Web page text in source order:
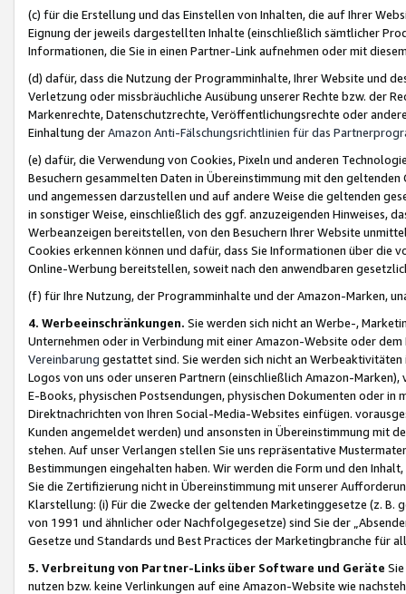
(c) für die Erstellung und das Einstellen von Inhalten, die auf Ihrer
Eignung der jeweils dargestellten Inhalte (einschließlich sämtlicher
Informationen, die Sie in einen Partner-Link aufnehmen oder mit
(d) dafür, dass die Nutzung der Programminhalte, Ihrer Website und
Verletzung oder missbräuchliche Ausübung unserer Rechte bzw. der
Markenrechte, Datenschutzrechte, Veröffentlichungsrechte oder
Einhaltung derAmazon Anti-Fälschungsrichtlinien für das
(e) dafür, die Verwendung von Cookies, Pixeln und anderen
Besuchern gesammelten Daten in Übereinstimmung mit den
und angemessen darzustellen und auf andere Weise die geltenden
in sonstiger Weise, einschließlich des ggf. anzuzeigenden Hinweises,
Werbeanzeigen bereitstellen, von den Besuchern Ihrer Website
Cookies erkennen können und dafür, dass Sie Informationen über die
Online-Werbung bereitstellen, soweit nach den anwendbaren
(f) für Ihre Nutzung, der Programminhalte und der Amazon-Marken,
4. Werbeeinschränkungen. Sie werden sich nicht an Werbe-,
Unternehmen oder in Verbindung mit einer Amazon-Website oder
Vereinbarung gestattet sind. Sie werden sich nicht an
Logos von uns oder unseren Partnern (einschließlich Amazon-
E-Books, physischen Postsendungen, physischen Dokumenten oder in
Direktnachrichten von Ihren Social-Media-Websites einfügen.
Kunden angemeldet werden) und ansonsten in Übereinstimmung mit
stehen. Auf unser Verlangen stellen Sie uns repräsentative
Bestimmungen eingehalten haben. Wir werden die Form und den
Sie die Zertifizierung nicht in Übereinstimmung mit unserer
Klarstellung: (i) Für die Zwecke der geltenden Marketinggesetze (z. B.
von 1991 und ähnlicher oder Nachfolgegesetze) sind Sie der
Gesetze und Standards und Best Practices der Marketingbranche für
5. Verbreitung von Partner-Links über Software und Geräte
nutzen bzw. keine Verlinkungen auf eine Amazon-Website wie